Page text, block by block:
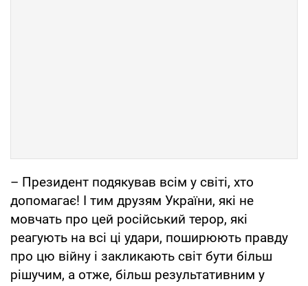
– Президент подякував всім у світі, хто
допомагає! І тим друзям України, які не
мовчать про цей російський терор, які
реагують на всі ці удари, поширюють правду
про цю війну і закликають світ бути більш
рішучим, а отже, більш результативним у